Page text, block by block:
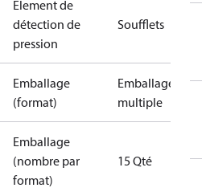
Element de
détection de
pression
Soufflets
Emballage
(format)
Emballage
multiple
Emballage
(nombre par
format)
15 Qté